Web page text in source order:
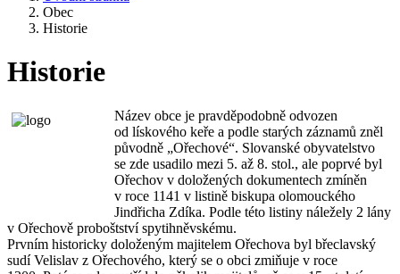
Obec
Historie
Historie
Název obce je pravděpodobně odvozen
od lískového keře a podle starých záznamů zněl
původně „Ořechové“. Slovanské obyvatelstvo
se zde usadilo mezi 5. až 8. stol., ale poprvé byl
Ořechov v doložených dokumentech zmíněn
v roce 1141 v listině biskupa olomouckého
Jindřicha Zdíka. Podle této listiny náležely 2 lány
v Ořechově proboštství spytihněvskému.
Prvním historicky doloženým majitelem Ořechova byl břeclavský
sudí Velislav z Ořechového, který se o obci zmiňuje v roce